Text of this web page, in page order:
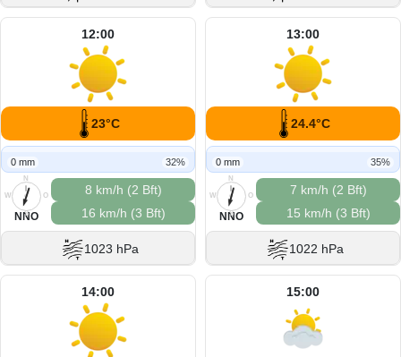
12:00
23°C
0 mm 32%
N
O
S
W
NNO
8 km/h (2 Bft)
16 km/h (3 Bft)
1023 hPa
13:00
24.4°C
0 mm 35%
N
O
S
W
NNO
7 km/h (2 Bft)
15 km/h (3 Bft)
1022 hPa
14:00 15:00